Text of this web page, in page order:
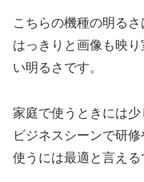
こちらの機種の明る
はっきりと画像も映
い明るさです。
家庭で使うときには少
ビジネスシーンで研
使うには最適と言える